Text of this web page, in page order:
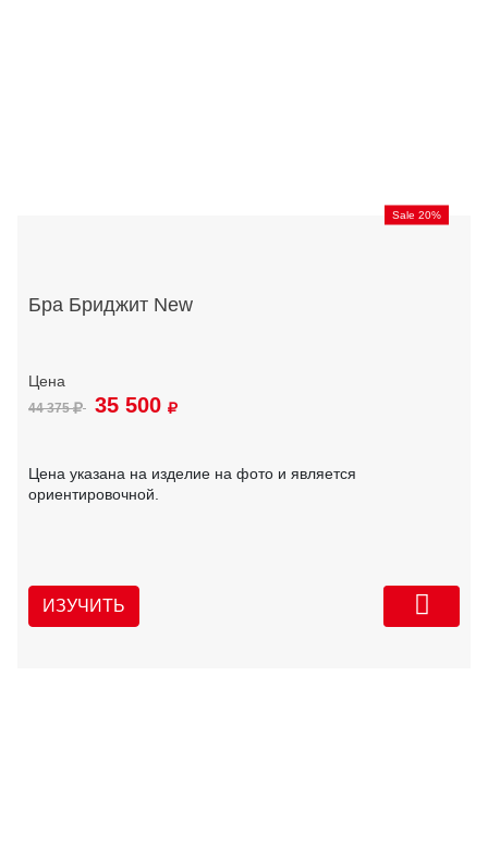
Sale 20%
Бра Бриджит New
44 375 35 500
Цена указана на изделие на фото и является
ориентировочной.
ИЗУЧИТЬ